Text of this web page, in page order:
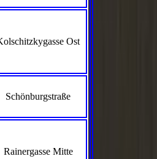
Ost
Schönburgstraße
Rainergasse Mitte